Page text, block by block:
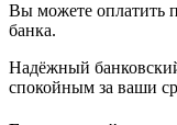
Вы можете оплатить
банка.
Надёжный
спокойным за ваши